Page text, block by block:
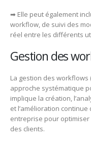
➡ Elle peut également
workflow, de suivi des
réel entre les différents
Gestion des
La gestion des
approche systématique
implique la création,
et l’amélioration
entreprise pour optimiser
des clients.